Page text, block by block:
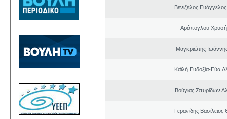
Βενιζέλος
Αράπογλου Χρυσή
Μαγκριώτης
Καϊλή Ευδοξία-Εύα
Βούγιας Σπυρίδων
Γερανίδης